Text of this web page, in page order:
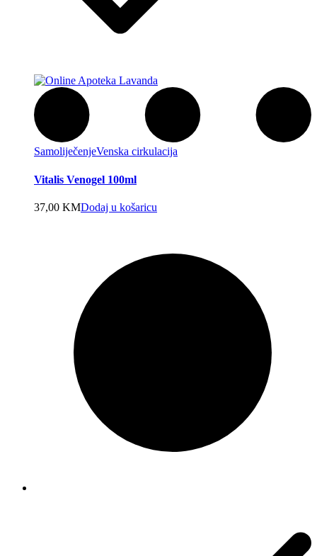
SamoliječenjeVenska cirkulacija
Vitalis Venogel 100ml
37,00 KMDodaj u košaricu